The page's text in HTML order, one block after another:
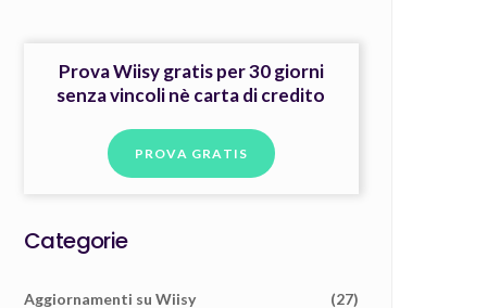
Prova Wiisy gratis per 30 giorni
senza vincoli nè carta di credito
PROVA GRATIS
Categorie
Aggiornamenti su Wiisy (27)